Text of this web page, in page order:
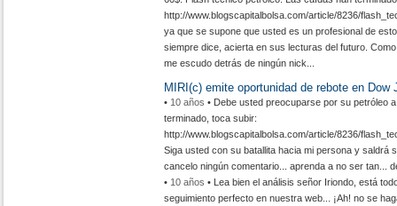
http://www.blogscapitalbolsa.com/article/8236/
ya que se supone que usted es un profesional de
siempre dice, acierta en sus lecturas del futuro.
me escudo detrás de ningún nick...
MIRI(c) emite oportunidad de rebote en
• 10 años • Debe usted preocuparse por su petróleo
terminado, toca subir:
http://www.blogscapitalbolsa.com/article/8236/
Siga usted con su batallita hacia mi persona y saldrá
cancelo ningún comentario... aprenda a no ser tan...
• 10 años • Lea bien el análisis señor Iriondo, está
seguimiento perfecto en nuestra web... ¡Ah! no se